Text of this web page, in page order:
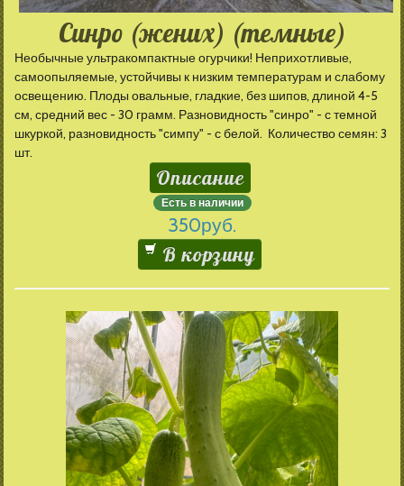
Синро (жених) (темные)
Необычные ультракомпактные огурчики! Неприхотливые,
самоопыляемые, устойчивы к низким температурам и слабому
освещению. Плоды овальные, гладкие, без шипов, длиной 4-5
см, средний вес - 30 грамм. Разновидность "синро" - с темной
шкуркой, разновидность "симпу" - с белой. Количество семян: 3
шт.
Описание
Есть в наличии
350руб.
В корзину